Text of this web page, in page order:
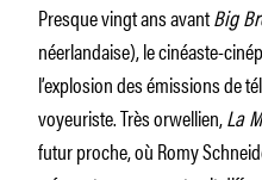
Presque vingt ans avantBig
néerlandaise), le cinéaste-
l’explosion des émissions de
voyeuriste. Très orwellien,La
futur proche, où Romy